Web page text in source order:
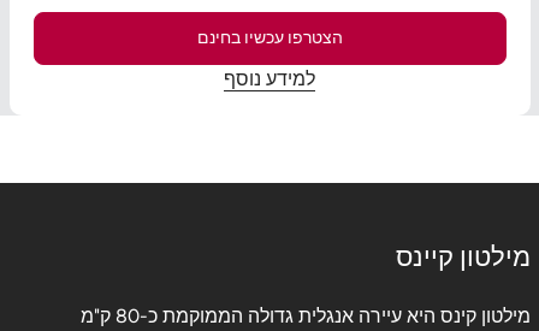
הצטרפו עכשיו בחינם
למידע נוסף
מילטון קיינס
מילטון קינס היא עיירה אנגלית גדולה הממוקמת כ-80 ק"מ